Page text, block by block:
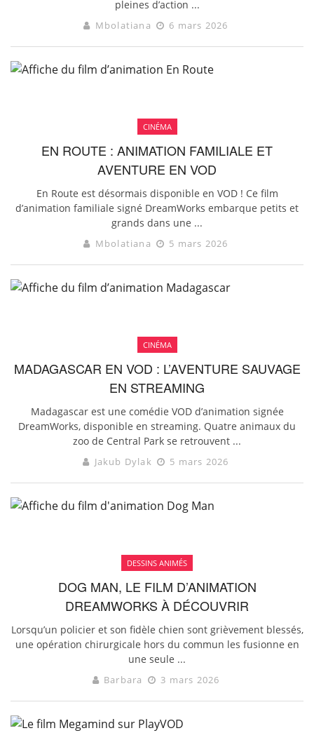
pleines d’action ...
Mbolatiana 6 mars 2026
CINÉMA
EN ROUTE : ANIMATION FAMILIALE ET
AVENTURE EN VOD
En Route est désormais disponible en VOD ! Ce film
d’animation familiale signé DreamWorks embarque petits et
grands dans une ...
Mbolatiana 5 mars 2026
CINÉMA
MADAGASCAR EN VOD : L’AVENTURE SAUVAGE
EN STREAMING
Madagascar est une comédie VOD d’animation signée
DreamWorks, disponible en streaming. Quatre animaux du
zoo de Central Park se retrouvent ...
Jakub Dylak 5 mars 2026
DESSINS ANIMÉS
DOG MAN, LE FILM D’ANIMATION
DREAMWORKS À DÉCOUVRIR
Lorsqu’un policier et son fidèle chien sont grièvement blessés,
une opération chirurgicale hors du commun les fusionne en
une seule ...
Barbara 3 mars 2026